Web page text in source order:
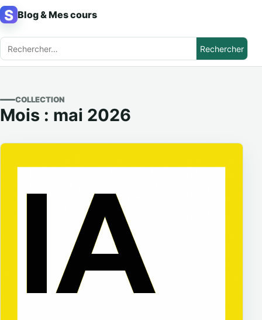
Aller au contenu
Blog & Mes cours
Rechercher :
COLLECTION
Mois : mai 2026